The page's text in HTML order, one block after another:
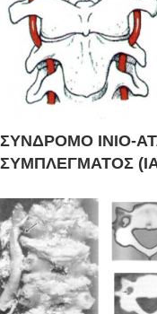
ΣΥΝΔΡΟΜΟ ΙΝΙΟ-
ΣΥΜΠΛΕΓΜΑΤΟΣ